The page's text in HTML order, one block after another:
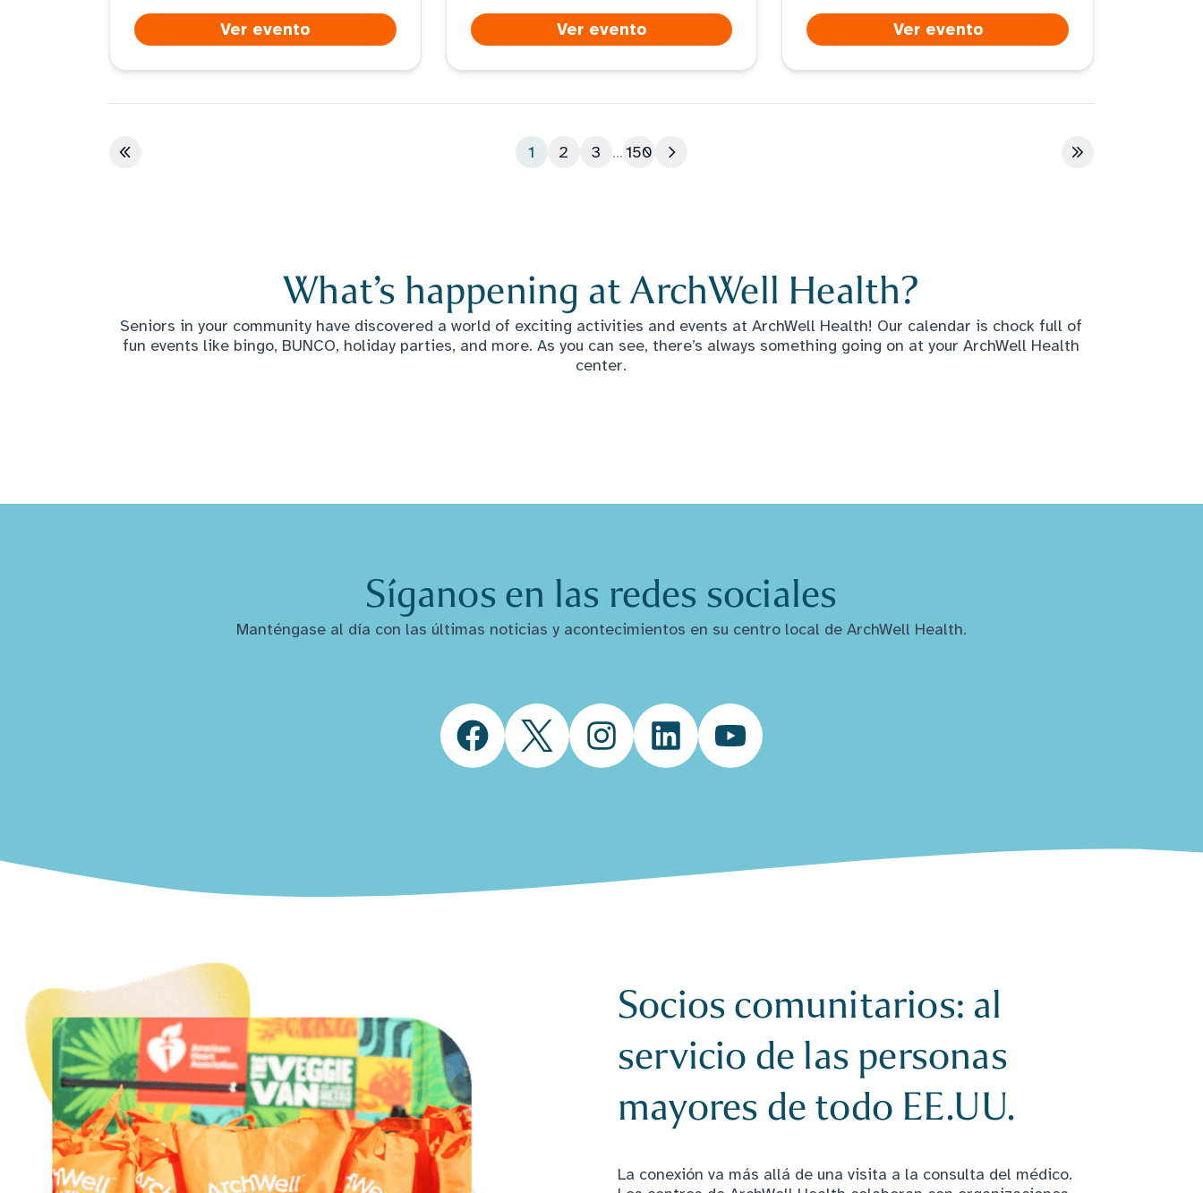
summer fun. Come take a tour,
meet the care team, play games,
enjoy a treat, and get the scoop on
ArchWell Health.
Ver evento Ver evento Ver evento
Primera página 1 2 3 ...150 Siguiente página Última página
What’s happening at ArchWell Health?
Seniors in your community have discovered a world of exciting activities and events at ArchWell Health! Our calendar is chock full of
fun events like bingo, BUNCO, holiday parties, and more. As you can see, there’s always something going on at your ArchWell Health
center.
Síganos en las redes sociales
Manténgase al día con las últimas noticias y acontecimientos en su centro local de ArchWell Health.
FacebookTwitter InstagramLinkedIn YouTube
Socios comunitarios: al
servicio de las personas
mayores de todo EE.UU.
La conexión va más allá de una visita a la consulta del médico.